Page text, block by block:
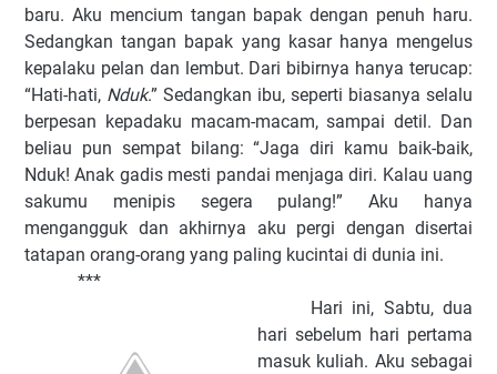
baru. Aku mencium tangan bapak dengan penuh haru.
Sedangkan tangan bapak yang kasar hanya mengelus
kepalaku pelan dan lembut. Dari bibirnya hanya terucap:
“Hati-hati, Nduk.” Sedangkan ibu, seperti biasanya selalu
berpesan kepadaku macam-macam, sampai detil. Dan
beliau pun sempat bilang: “Jaga diri kamu baik-baik,
Nduk! Anak gadis mesti pandai menjaga diri. Kalau uang
sakumu menipis segera pulang!” Aku hanya
mengangguk dan akhirnya aku pergi dengan disertai
tatapan orang-orang yang paling kucintai di dunia ini.
***
Hari ini, Sabtu, dua
hari sebelum hari pertama
masuk kuliah. Aku sebagai